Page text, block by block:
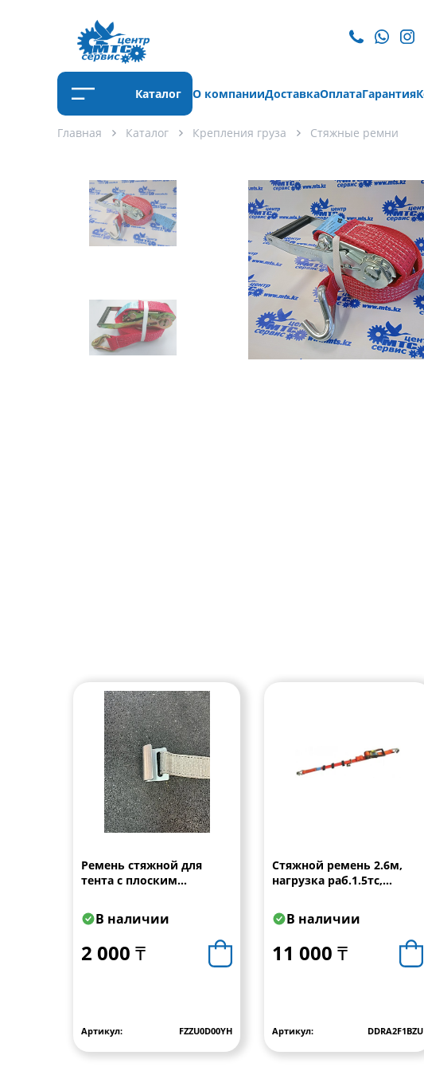
Каталог О компанииДоставкаОплатаГарантия
Главная Каталог Крепления груза Стяжные ремни
Ремень стяжной для
тента с плоским
черный
В наличии
2 000 ₸
Артикул: FZZU0D00YH
Стяжной ремень 2.6м,
нагрузка раб.1.5тс,
DoZurr 3000/50мм/крюк
проф/фикс.пласт.
В наличии
11 000 ₸
Артикул: DDRA2F1BZU